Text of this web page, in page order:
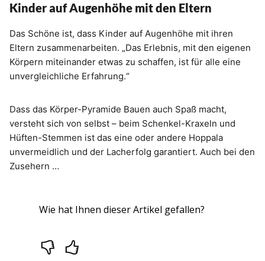
Kinder auf Augenhöhe mit den Eltern
Das Schöne ist, dass Kinder auf Augenhöhe mit ihren
Eltern zusammenarbeiten. „Das Erlebnis, mit den eigenen
Körpern miteinander etwas zu schaffen, ist für alle eine
unvergleichliche Erfahrung.“
Dass das Körper-Pyramide Bauen auch Spaß macht,
versteht sich von selbst – beim Schenkel-Kraxeln und
Hüften-Stemmen ist das eine oder andere Hoppala
unvermeidlich und der Lacherfolg garantiert. Auch bei den
Zusehern …